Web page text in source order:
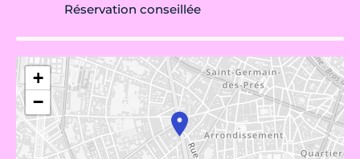
Réservation conseillée
+
−